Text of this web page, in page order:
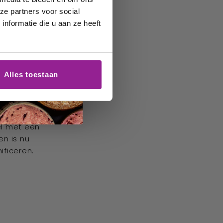
partners voor social
die u aan ze heeft
Alles toestaan
in
zuiden,
de
de
en
met een
is nu